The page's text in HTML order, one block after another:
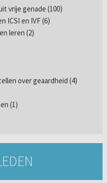
vrije genade (100)
ICSI en IVF (6)
leren (2)
over geaardheid (4)
(1)